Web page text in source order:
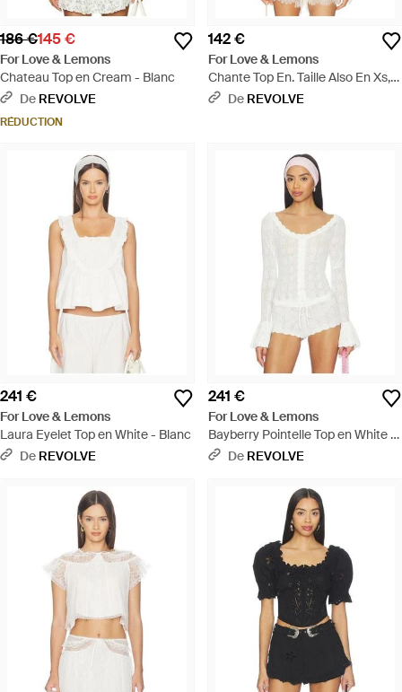
186 €145 €
For Love & Lemons
Chateau Top en Cream - Blanc
De REVOLVE
RÉDUCTION
142 €
For Love & Lemons
Chante Top En. Taille Also En Xs,
S, M, Xl - Neutre
De REVOLVE
241 €
For Love & Lemons
Laura Eyelet Top en White - Blanc
De REVOLVE
241 €
For Love & Lemons
Bayberry Pointelle Top en White -
Blanc
De REVOLVE